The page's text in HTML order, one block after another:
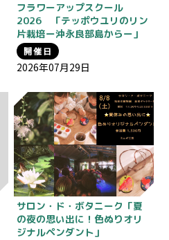
フラワーアップスクール
2026 「テッポウユリのリン
片栽培ー沖永良部島からー」
開催日
2026年07月29日
サロン・ド・ボタニーク「夏
の夜の思い出に！色ぬりオリ
ジナルペンダント」